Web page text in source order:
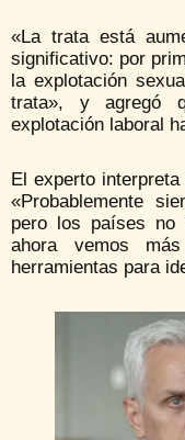
«La trata está
significativo: por
la explotación
trata», y agregó
explotación laboral
El experto
«Probablemente
pero los países no
ahora vemos
herramientas para